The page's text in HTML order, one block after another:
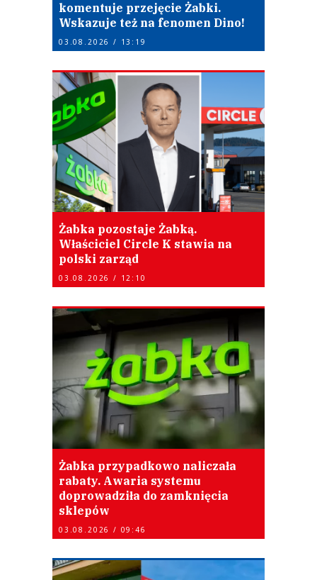
komentuje przejęcie Żabki.
Wskazuje też na fenomen Dino!
03.08.2026 / 13:19
Żabka pozostaje Żabką.
Właściciel Circle K stawia na
polski zarząd
03.08.2026 / 12:10
Żabka przypadkowo naliczała
rabaty. Awaria systemu
doprowadziła do zamknięcia
sklepów
03.08.2026 / 09:46